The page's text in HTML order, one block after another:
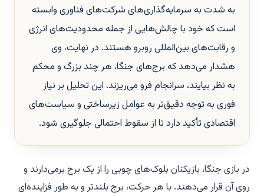
به شدت به سرمایه‌گذاری‌های شرکت‌های فناوری وابسته
است که خود با چالش‌هایی از جمله محدودیت‌های انرژی
و رقابت‌های بین‌المللی روبرو هستند. در نهایت، وی
هشدار می‌دهد که برج‌های جنگا، هر چند بزرگ و محکم
به نظر بیایند، سرانجام فرو می‌ریزند. این تحلیل بر نیاز
فوری به توجه دقیق‌تر به عوامل زیرساختی و سیاست‌های
اقتصادی تأکید دارد تا از سقوط احتمالی جلوگیری شود.
در بازی جنگا، بازیکنان بلوک‌های چوبی را از یک برج برمی‌دارند و
روی آن قرار می‌دهند. با هر حرکت، برج بلندتر و به طور فزاینده‌ای